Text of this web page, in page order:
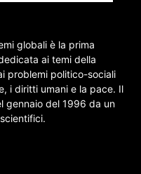
globali è la prima
ai temi della
problemi politico-sociali
i diritti umani e la pace. Il
gennaio del 1996 da un